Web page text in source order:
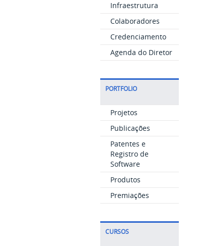
Infraestrutura
Colaboradores
Credenciamento
Agenda do Diretor
PORTFOLIO
Projetos
Publicações
Patentes e
Registro de
Software
Produtos
Premiações
CURSOS